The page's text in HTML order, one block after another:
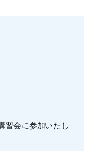
グ会に参加いたし